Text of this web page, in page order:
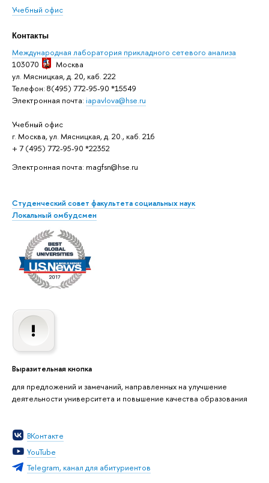
Учебный офис
Контакты
Международная лаборатория прикладного сетевого анализа
103070
Москва
ул. Мясницкая, д. 20, каб. 222
Телефон: 8(495) 772-95-90 *15549
Электронная почта: iapavlova@hse.ru
Учебный офис
г. Москва, ул. Мясницкая, д. 20., каб. 216
+ 7 (495) 772-95-90 *22352
Электронная почта: magfsn@hse.ru
Студенческий совет факультета социальных наук
Локальный омбудсмен
Выразительная кнопка
для предложений и замечаний, направленных на улучшение
деятельности университета и повышение качества образования
ВКонтакте
YouTube
Telegram, канал для абитуриентов